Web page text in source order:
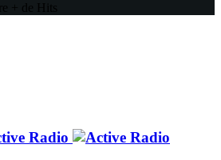
+ de Hits